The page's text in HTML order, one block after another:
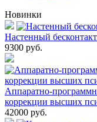
Новинки
Настенный
9300 руб.
Аппаратно-
коррекции высших
42000 руб.